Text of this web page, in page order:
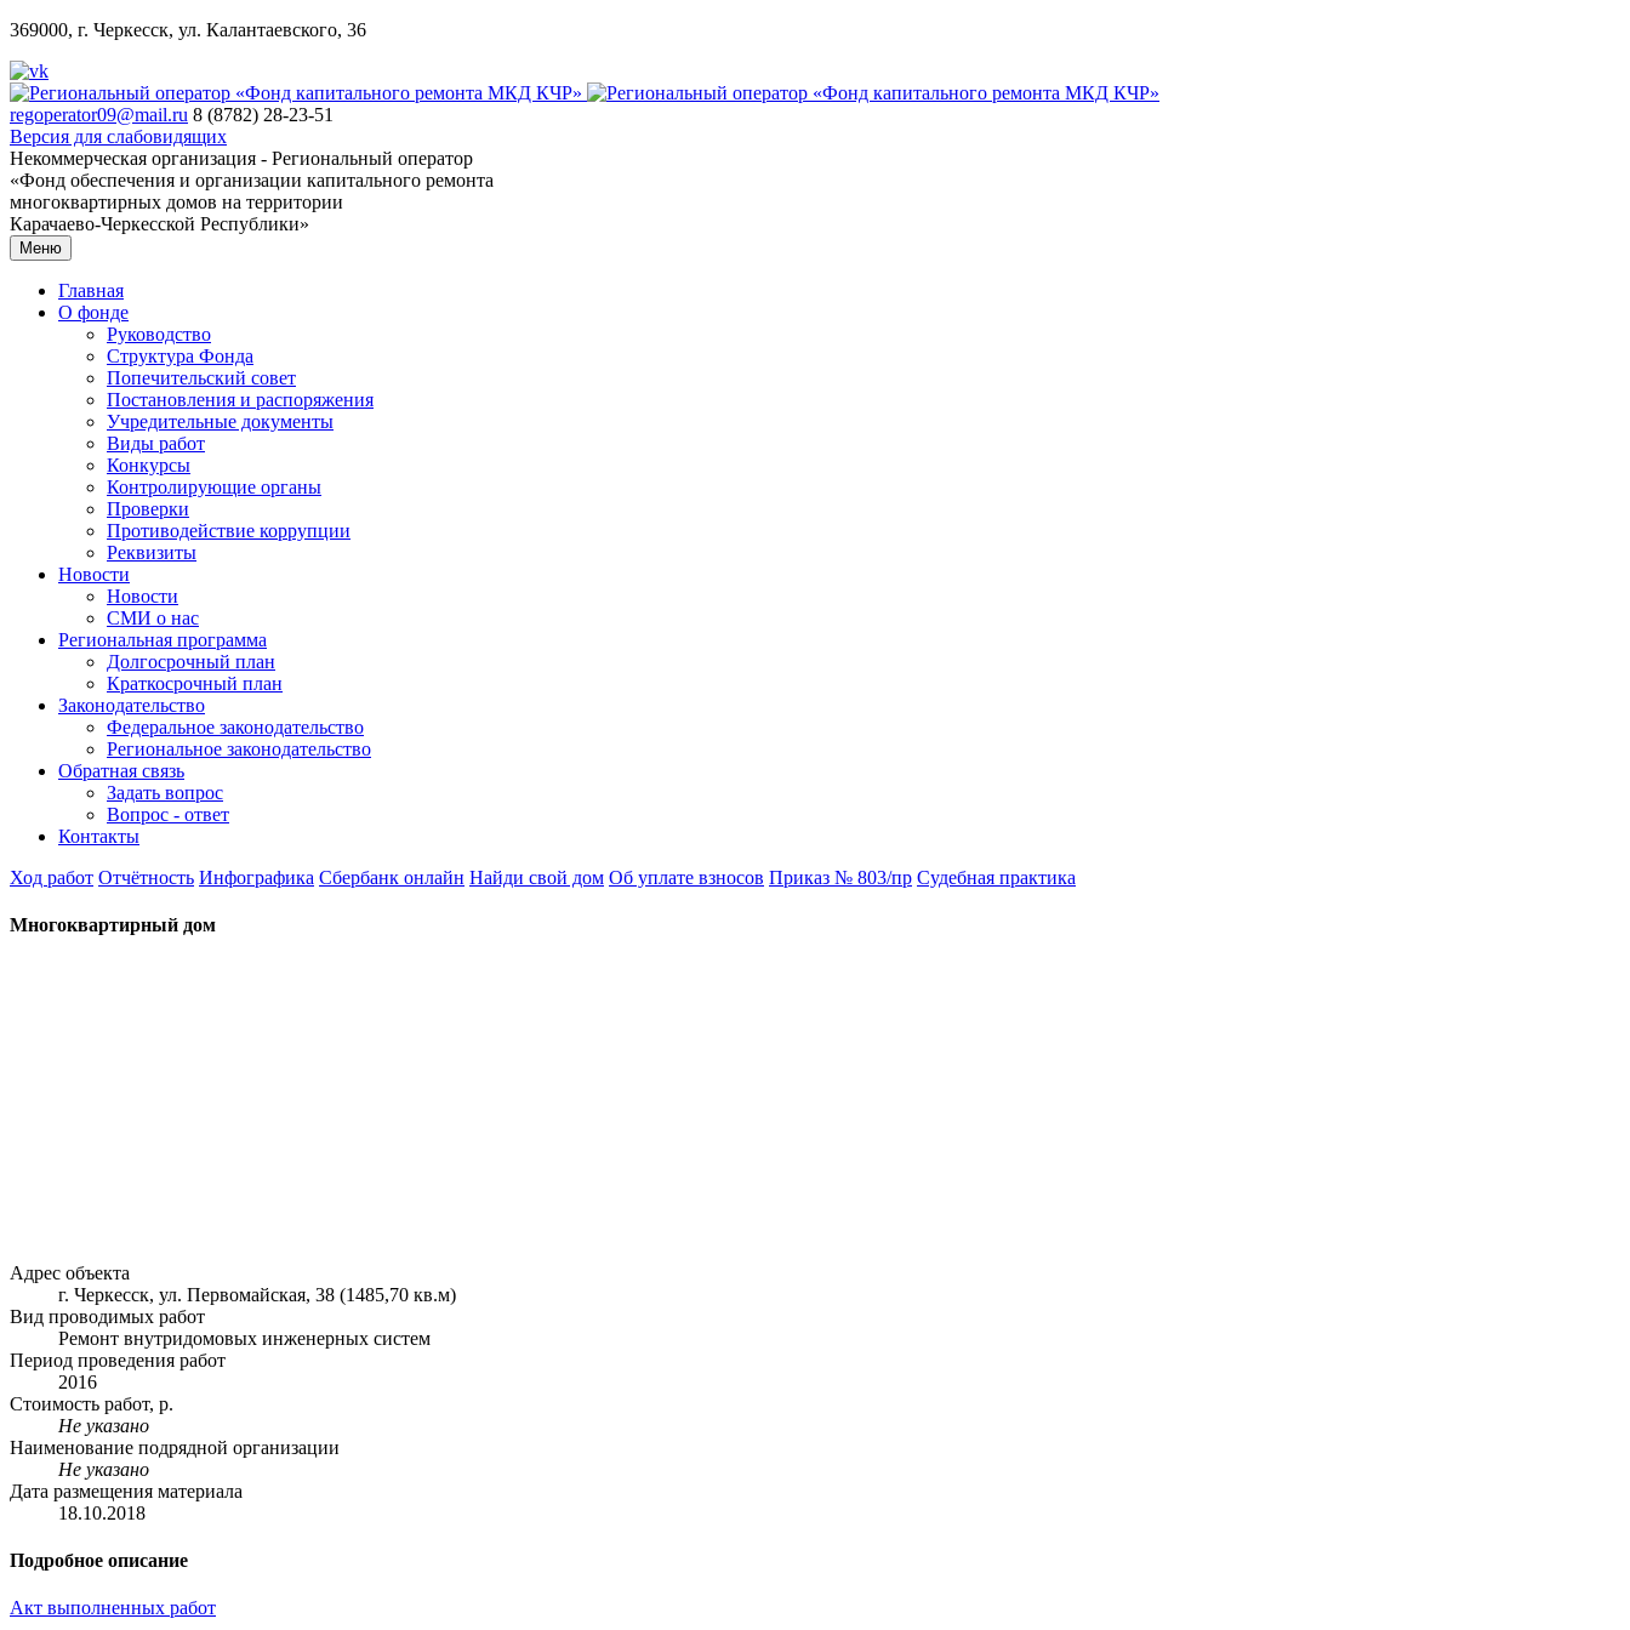
369000, г. Черкесск, ул. Калантаевского, 36
regoperator09@mail.ru 8 (8782) 28-23-51
Версия для слабовидящих
Некоммерческая организация - Региональный оператор
«Фонд обеспечения и организации капитального ремонта
многоквартирных домов на территории
Карачаево-Черкесской Республики»
Меню
Главная
О фонде
Руководство
Структура Фонда
Попечительский совет
Постановления и распоряжения
Учредительные документы
Виды работ
Конкурсы
Контролирующие органы
Проверки
Противодействие коррупции
Реквизиты
Новости
Новости
СМИ о нас
Региональная программа
Долгосрочный план
Краткосрочный план
Законодательство
Федеральное законодательство
Региональное законодательство
Обратная связь
Задать вопрос
Вопрос - ответ
Контакты
Ход работ Отчётность Инфографика Сбербанк онлайн Найди свой дом Об уплате взносов Приказ № 803/пр Судебная практика
Многоквартирный дом
Адрес объекта
г. Черкесск, ул. Первомайская, 38 (1485,70 кв.м)
Вид проводимых работ
Ремонт внутридомовых инженерных систем
Период проведения работ
2016
Стоимость работ, р.
Не указано
Наименование подрядной организации
Не указано
Дата размещения материала
18.10.2018
Подробное описание
Акт выполненных работ